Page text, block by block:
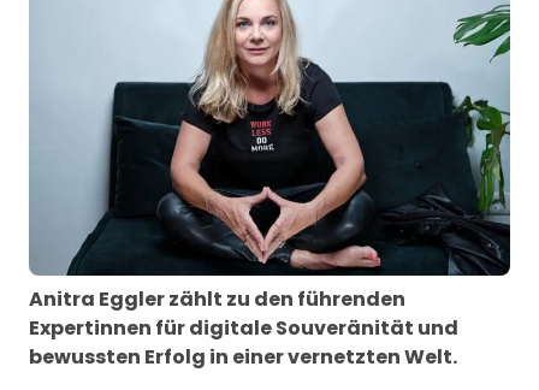
Anitra Eggler zählt zu den führenden
Expertinnen für digitale Souveränität und
bewussten Erfolg in einer vernetzten Welt.